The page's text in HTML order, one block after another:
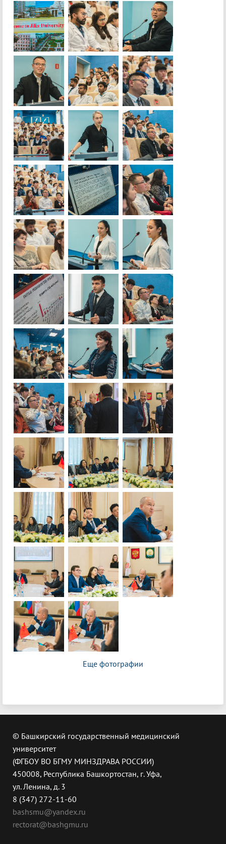
Еще фотографии
© Башкирский государственный медицинский
университет
(ФГБОУ ВО БГМУ МИНЗДРАВА РОССИИ)
450008, Республика Башкортостан, г. Уфа,
ул. Ленина, д. 3
8 (347) 272-11-60
bashsmu@yandex.ru
rectorat@bashgmu.ru